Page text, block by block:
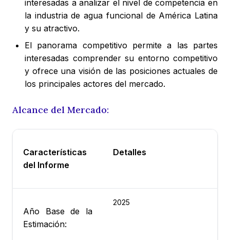
interesadas a analizar el nivel de competencia en
la industria de agua funcional de América Latina
y su atractivo.
El panorama competitivo permite a las partes
interesadas comprender su entorno competitivo
y ofrece una visión de las posiciones actuales de
los principales actores del mercado.
Alcance del Mercado:
Características
del Informe
Detalles
Año Base de la
Estimación:
2025